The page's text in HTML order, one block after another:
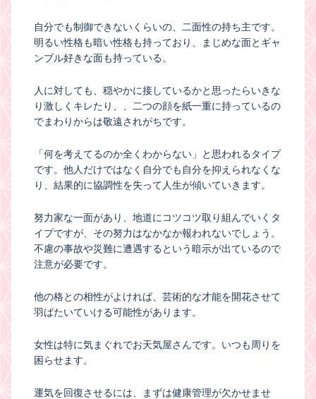
自分でも制御できないくらいの、二面性の持ち主です。
明るい性格も暗い性格も持っており、まじめな面とギャ
ンブル好きな面も持っている。
人に対しても、穏やかに接しているかと思ったらいきな
り激しくキレたり、、二つの顔を紙一重に持っているの
でまわりからは敬遠されがちです。
「何を考えてるのか全くわからない」と思われるタイプ
です。他人だけではなく自分でも自分を抑えられなくな
り、結果的に協調性を失って人生が傾いていきます。
努力家な一面があり、地道にコツコツ取り組んでいくタ
イプですが、その努力はなかなか報われないでしょう。
不慮の事故や災難に遭遇するという暗示が出ているので
注意が必要です。
他の格との相性がよければ、芸術的な才能を開花させて
羽ばたいていける可能性があります。
女性は特に気まぐれでお天気屋さんです。いつも周りを
困らせます。
運気を回復させるには、まずは健康管理が欠かせませ